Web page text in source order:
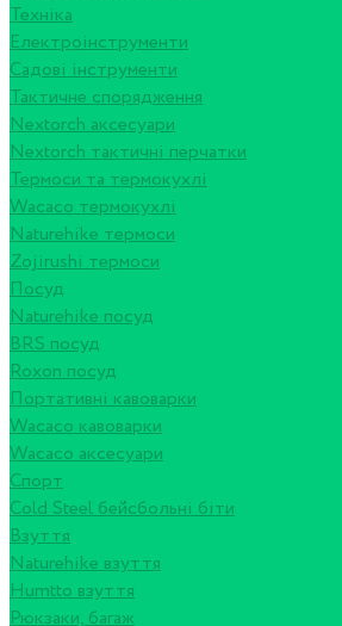
Техніка
Електроінструменти
Садові інструменти
Тактичне спорядження
Nextorch аксесуари
Nextorch тактичні перчатки
Термоси та термокухлі
Wacaco термокухлі
Naturehike термоси
Zojirushi термоси
Посуд
Naturehike посуд
BRS посуд
Roxon посуд
Портативні кавоварки
Wacaco кавоварки
Wacaco аксесуари
Спорт
Cold Steel бейсбольні біти
Взуття
Naturehike взуття
Humtto взуття
Рюкзаки, багаж